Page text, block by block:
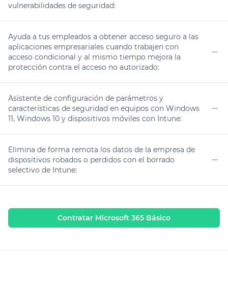
vulnerabilidades de seguridad:
Ayuda a tus empleados a obtener acceso seguro a las
aplicaciones empresariales cuando trabajen con
acceso condicional y al mismo tiempo mejora la
protección contra el acceso no autorizado:
Asistente de configuración de parámetros y
características de seguridad en equipos con Windows
11, Windows 10 y dispositivos móviles con Intune:
Elimina de forma remota los datos de la empresa de
dispositivos robados o perdidos con el borrado
selectivo de Intune:
Contratar Microsoft 365 Básico